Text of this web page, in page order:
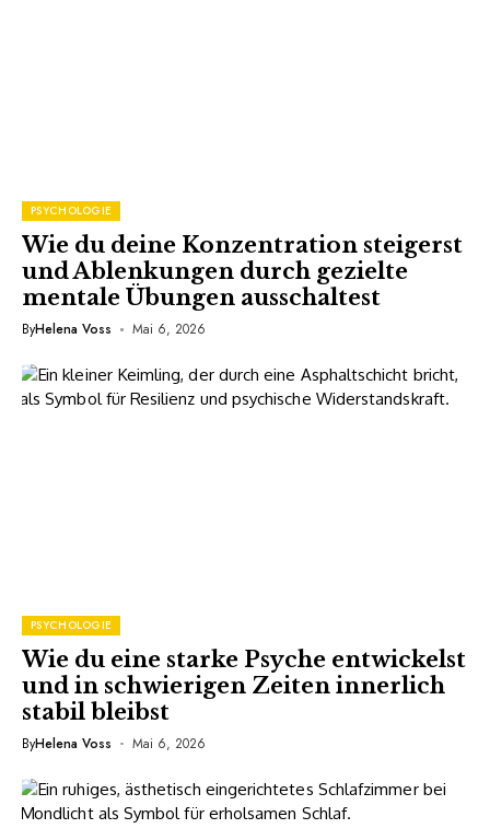
PSYCHOLOGIE
Wie du deine Konzentration steigerst
und Ablenkungen durch gezielte
mentale Übungen ausschaltest
ByHelena Voss Mai 6, 2026
PSYCHOLOGIE
Wie du eine starke Psyche entwickelst
und in schwierigen Zeiten innerlich
stabil bleibst
ByHelena Voss Mai 6, 2026